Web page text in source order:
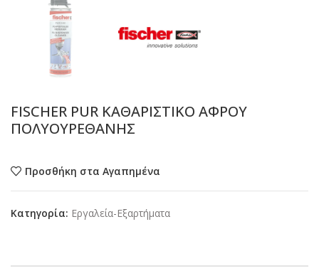
FISCHER PUR ΚΑΘΑΡΙΣΤΙΚΟ ΑΦΡΟΥ
ΠΟΛΥΟΥΡΕΘΑΝΗΣ
Προσθήκη στα Αγαπημένα
Κατηγορία: Εργαλεία-Εξαρτήματα